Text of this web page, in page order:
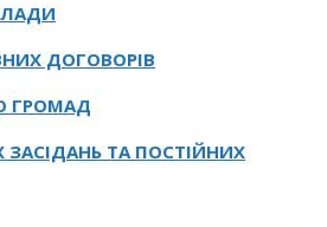
ДОГОВОРІВ
ГРОМАД
ЗАСІДАНЬ ТА ПОСТІЙНИХ